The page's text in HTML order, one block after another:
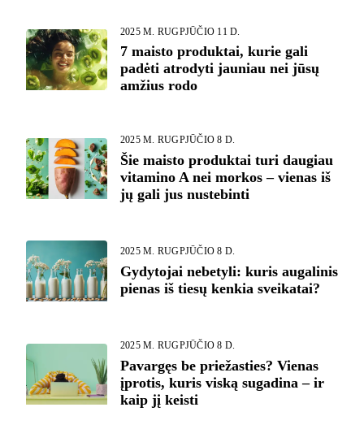
2025 M. RUGPJŪČIO 11 D.
7 maisto produktai, kurie gali
padėti atrodyti jauniau nei jūsų
amžius rodo
2025 M. RUGPJŪČIO 8 D.
Šie maisto produktai turi daugiau
vitamino A nei morkos – vienas iš
jų gali jus nustebinti
2025 M. RUGPJŪČIO 8 D.
Gydytojai nebetyli: kuris augalinis
pienas iš tiesų kenkia sveikatai?
2025 M. RUGPJŪČIO 8 D.
Pavargęs be priežasties? Vienas
įprotis, kuris viską sugadina – ir
kaip jį keisti